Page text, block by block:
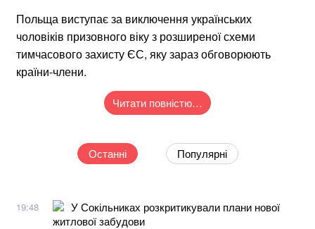
Польща виступає за виключення українських
чоловіків призовного віку з розширеної схеми
тимчасового захисту ЄС, яку зараз обговорюють
країни-члени.
Читати повністю…
Останні Популярні
19:48
У Сокільниках розкритикували плани нової
житлової забудови